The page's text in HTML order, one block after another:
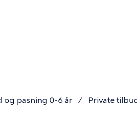
og pasning 0-6 år Private